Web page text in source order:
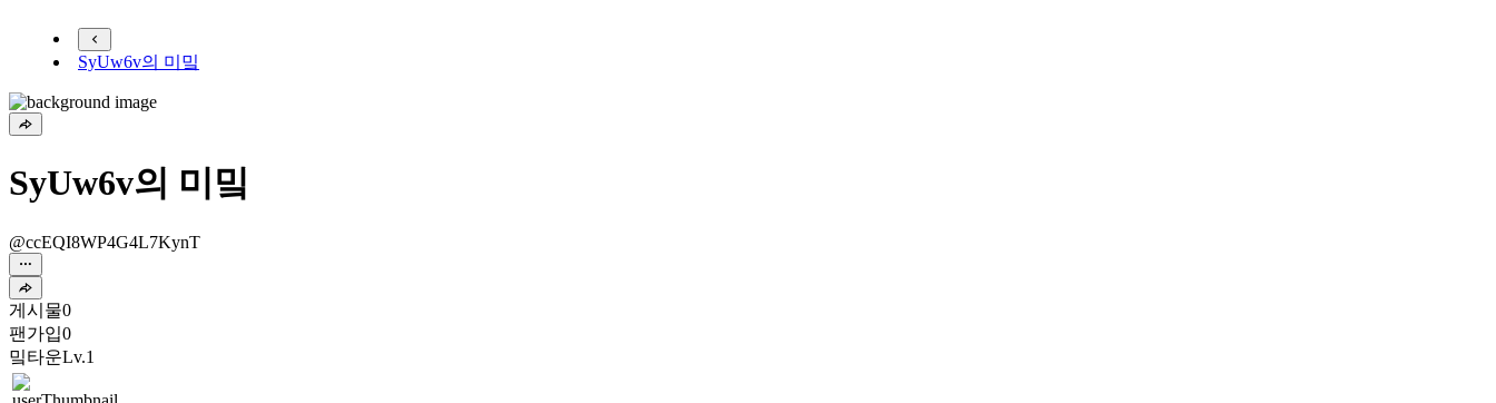
SyUw6v의 미밐
SyUw6v의 미밐
@ccEQI8WP4G4L7KynT
게시물0
팬가입0
밐타운Lv.1